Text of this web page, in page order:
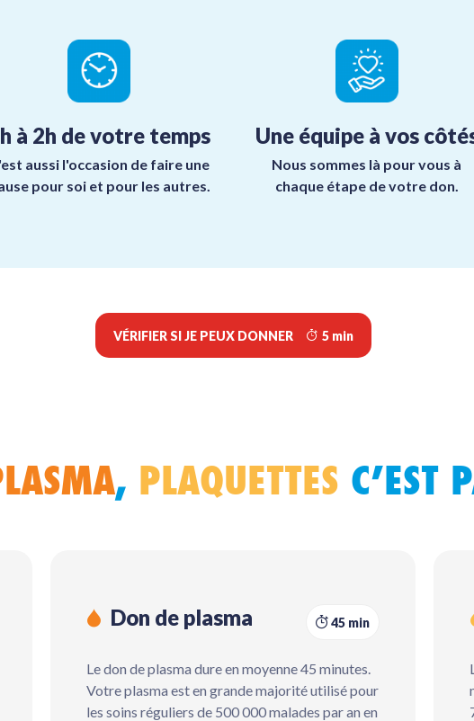
à 2h de votre temps
aussi l'occasion de faire une
pour soi et pour les autres.
Une équipe à vos
Nous sommes là pour vous à
chaque étape de votre don.
VÉRIFIER SI JE PEUX DONNER 5 min
, PLAQUETTES C’EST
Don de plasma 45 min
Le don de plasma dure en moyenne 45 minutes.
Votre plasma est en grande majorité utilisé pour
les soins réguliers de 500 000 malades par an en